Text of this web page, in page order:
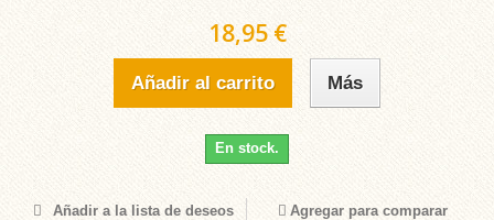
18,95 €
Añadir al carrito Más
En stock.
Añadir a la lista de deseos Agregar para comparar